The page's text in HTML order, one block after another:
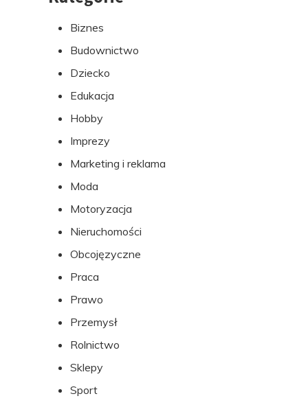
Biznes
Budownictwo
Dziecko
Edukacja
Hobby
Imprezy
Marketing i reklama
Moda
Motoryzacja
Nieruchomości
Obcojęzyczne
Praca
Prawo
Przemysł
Rolnictwo
Sklepy
Sport